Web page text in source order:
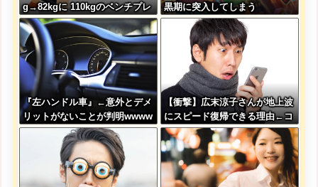
g→82kgに 110kgのベンチプレ
ス持ち上げる姿披露
黒期に突入してしまう
『左ハンドル車』←意外とデメ
リットがないことが判明wwww
www
【衝撃】広末涼子さんが地上波
にスピード復帰できる理由←コ
レ、誰にも分からない模様w w
w w w w w w